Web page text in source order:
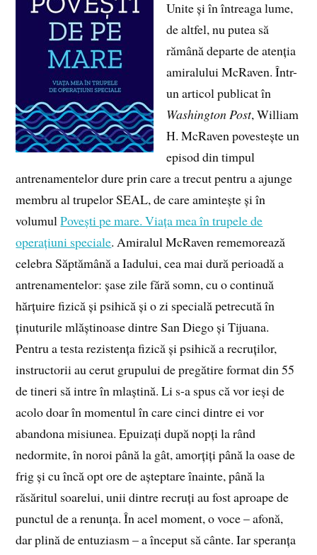
Unite și în întreaga lume,
de altfel, nu putea să
rămână departe de atenția
amiralului McRaven. Într-
un articol publicat în
Washington Post, William
H. McRaven povestește un
episod din timpul
antrenamentelor dure prin care a trecut pentru a ajunge
membru al trupelor SEAL, de care amintește și în
volumulPovești pe mare. Viața mea în trupele de
operațiuni speciale. Amiralul McRaven rememorează
celebra Săptămână a Iadului, cea mai dură perioadă a
antrenamentelor: șase zile fără somn, cu o continuă
hărțuire fizică și psihică și o zi specială petrecută în
ținuturile mlăștinoase dintre San Diego și Tijuana.
Pentru a testa rezistența fizică și psihică a recruților,
instructorii au cerut grupului de pregătire format din 55
de tineri să intre în mlaștină. Li s-a spus că vor ieși de
acolo doar în momentul în care cinci dintre ei vor
abandona misiunea. Epuizați după nopți la rând
nedormite, în noroi până la gât, amorțiți până la oase de
frig și cu încă opt ore de așteptare înainte, până la
răsăritul soarelui, unii dintre recruți au fost aproape de
punctul de a renunța. În acel moment, o voce – afonă,
dar plină de entuziasm – a început să cânte. Iar speranța